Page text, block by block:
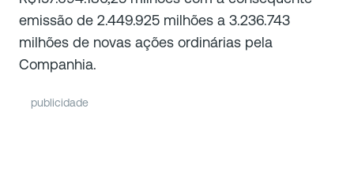
emissão de 2.449.925 milhões a 3.236.743
milhões de novas ações ordinárias pela
Companhia.
publicidade